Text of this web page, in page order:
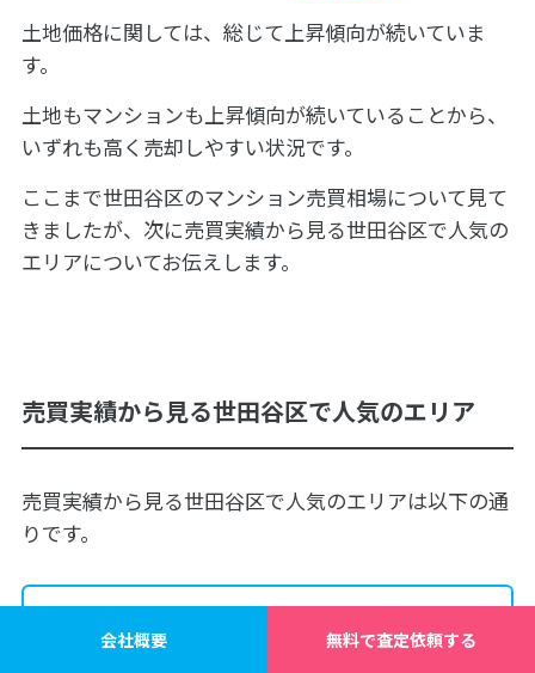
土地価格に関しては、総じて上昇傾向が続いていま
す。
土地もマンションも上昇傾向が続いていることから、
いずれも高く売却しやすい状況です。
ここまで世田谷区のマンション売買相場について見て
きましたが、次に売買実績から見る世田谷区で人気の
エリアについてお伝えします。
売買実績から見る世田谷区で人気のエリア
売買実績から見る世田谷区で人気のエリアは以下の通
りです。
会社概要 無料で査定依頼する